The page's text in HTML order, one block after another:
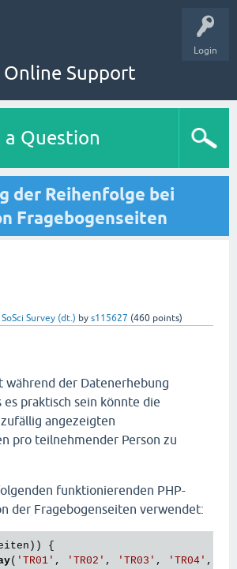
Login
Online Support
a Question
der Reihenfolge bei
Fragebogenseiten
SoSci Survey (dt.) by s115627 (460 points)
während der Datenerhebung
es praktisch sein könnte die
angezeigten
pro teilnehmender Person zu
funktionierenden PHP-
der Fragebogenseiten verwendet:
( 'TR01' , 'TR02' , 'TR03' , 'TR04' ,